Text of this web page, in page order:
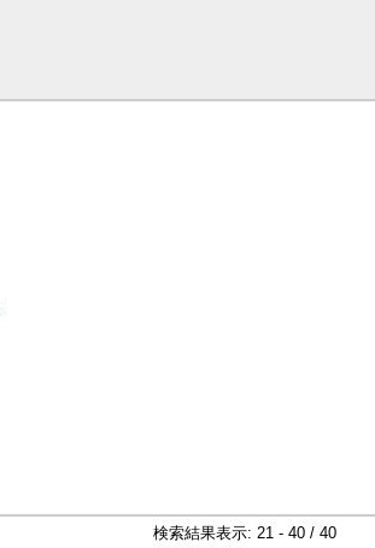
検索結果表示: 21 - 40 / 40